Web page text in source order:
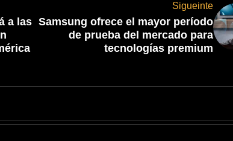
a las
Sigueinte
Samsung ofrece el mayor período
de prueba del mercado para
tecnologías premium